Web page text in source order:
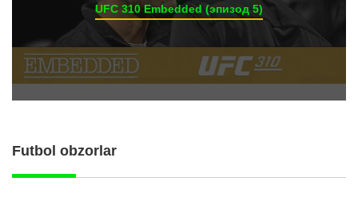
UFC 310 Embedded (эпизод 5)
Futbol obzorlar